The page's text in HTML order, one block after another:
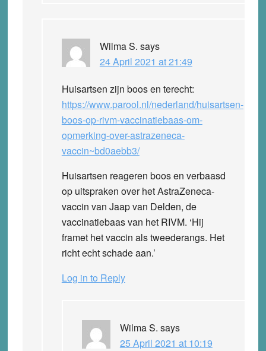
Wilma S. says
24 April 2021 at 21:49
Huisartsen zijn boos en terecht:
https://www.parool.nl/nederland/huisartsen-
boos-op-rivm-vaccinatiebaas-om-
opmerking-over-astrazeneca-
vaccin~bd0aebb3/
Huisartsen reageren boos en verbaasd
op uitspraken over het AstraZeneca-
vaccin van Jaap van Delden, de
vaccinatiebaas van het RIVM. ‘Hij
framet het vaccin als tweederangs. Het
richt echt schade aan.’
Log in to Reply
Wilma S. says
25 April 2021 at 10:19